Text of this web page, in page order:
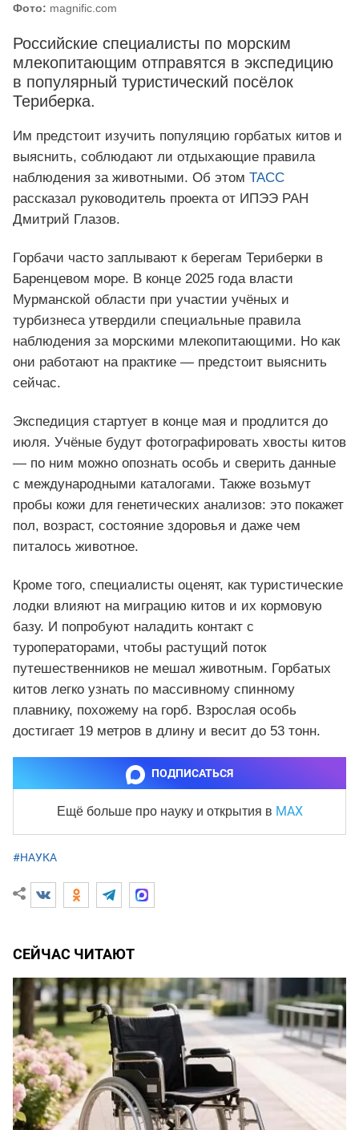
Фото: magnific.com
Российские специалисты по морским
млекопитающим отправятся в экспедицию
в популярный туристический посёлок
Териберка.
Им предстоит изучить популяцию горбатых китов и
выяснить, соблюдают ли отдыхающие правила
наблюдения за животными. Об этом ТАСС
рассказал руководитель проекта от ИПЭЭ РАН
Дмитрий Глазов.
Горбачи часто заплывают к берегам Териберки в
Баренцевом море. В конце 2025 года власти
Мурманской области при участии учёных и
турбизнеса утвердили специальные правила
наблюдения за морскими млекопитающими. Но как
они работают на практике — предстоит выяснить
сейчас.
Экспедиция стартует в конце мая и продлится до
июля. Учёные будут фотографировать хвосты китов
— по ним можно опознать особь и сверить данные
с международными каталогами. Также возьмут
пробы кожи для генетических анализов: это покажет
пол, возраст, состояние здоровья и даже чем
питалось животное.
Кроме того, специалисты оценят, как туристические
лодки влияют на миграцию китов и их кормовую
базу. И попробуют наладить контакт с
туроператорами, чтобы растущий поток
путешественников не мешал животным. Горбатых
китов легко узнать по массивному спинному
плавнику, похожему на горб. Взрослая особь
достигает 19 метров в длину и весит до 53 тонн.
ПОДПИСАТЬСЯ
Ещё больше про науку и открытия в MAX
#НАУКА
СЕЙЧАС ЧИТАЮТ